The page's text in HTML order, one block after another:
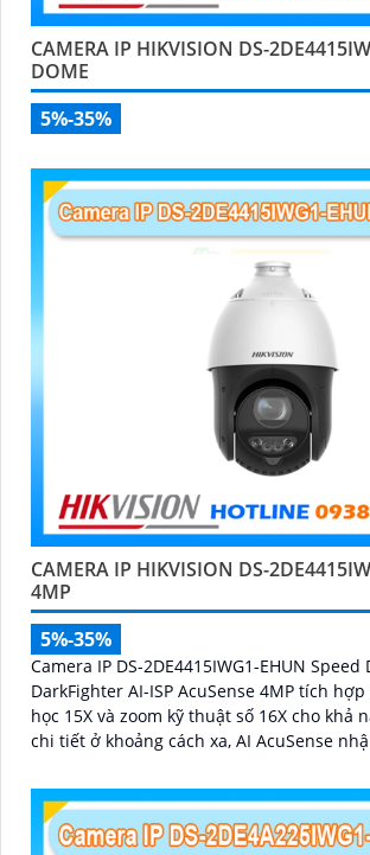
CAMERA IP HIKVISION DS-
DOME
5%-35%
CAMERA IP HIKVISION DS-
4MP
5%-35%
Camera IP DS-2DE4415IWG1-EHUN Speed
DarkFighter AI-ISP AcuSense 4MP tích
học 15X và zoom kỹ thuật số 16X cho khả
chi tiết ở khoảng cách xa, AI AcuSense